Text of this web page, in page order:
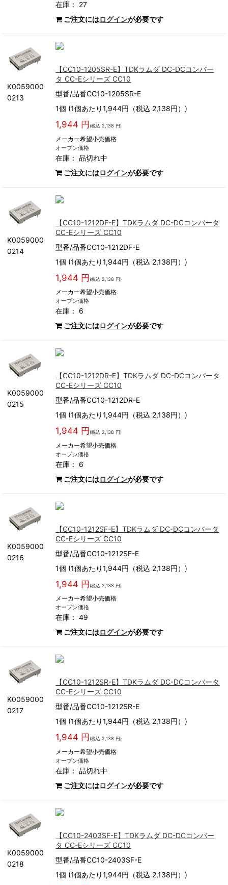
在庫： 27
ご注文にはログインが必要です
K0059000
0213
【CC10-1205SR-E】TDKラムダ DC-DCコンバー
タ CC-Eシリーズ CC10
型番/品番CC10-1205SR-E
1個 (1個あたり1,944円（税込 2,138円）)
1,944 円 (税込 2,138 円)
メーカー希望小売価格
オープン価格
在庫：品切れ中
ご注文にはログインが必要です
K0059000
0214
【CC10-1212DF-E】TDKラムダ DC-DCコンバータ
CC-Eシリーズ CC10
型番/品番CC10-1212DF-E
1個 (1個あたり1,944円（税込 2,138円）)
1,944 円 (税込 2,138 円)
メーカー希望小売価格
オープン価格
在庫： 6
ご注文にはログインが必要です
K0059000
0215
【CC10-1212DR-E】TDKラムダ DC-DCコンバータ
CC-Eシリーズ CC10
型番/品番CC10-1212DR-E
1個 (1個あたり1,944円（税込 2,138円）)
1,944 円 (税込 2,138 円)
メーカー希望小売価格
オープン価格
在庫： 6
ご注文にはログインが必要です
K0059000
0216
【CC10-1212SF-E】TDKラムダ DC-DCコンバータ
CC-Eシリーズ CC10
型番/品番CC10-1212SF-E
1個 (1個あたり1,944円（税込 2,138円）)
1,944 円 (税込 2,138 円)
メーカー希望小売価格
オープン価格
在庫： 49
ご注文にはログインが必要です
K0059000
0217
【CC10-1212SR-E】TDKラムダ DC-DCコンバータ
CC-Eシリーズ CC10
型番/品番CC10-1212SR-E
1個 (1個あたり1,944円（税込 2,138円）)
1,944 円 (税込 2,138 円)
メーカー希望小売価格
オープン価格
在庫：品切れ中
ご注文にはログインが必要です
K0059000
0218
【CC10-2403SF-E】TDKラムダ DC-DCコンバー
タ CC-Eシリーズ CC10
型番/品番CC10-2403SF-E
1個 (1個あたり1,944円（税込 2,138円）)